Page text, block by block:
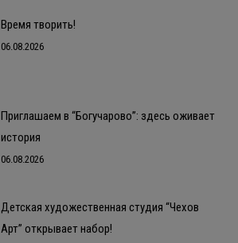
Время творить!
06.08.2026
Приглашаем в “Богучарово”: здесь оживает
история
06.08.2026
Детская художественная студия “Чехов
Арт” открывает набор!